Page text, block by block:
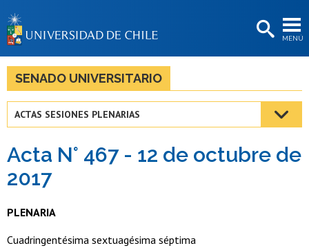
MENÚ
BIBLIOTECAS
LA UNIVERSIDAD
Estudiantes
Académicas/os
SENADO UNIVERSITARIO
ACTAS SESIONES PLENARIAS
Acta N° 467 - 12 de octubre de
2017
PLENARIA
Cuadringentésima sextuagésima séptima